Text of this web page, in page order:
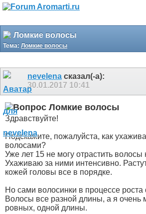
Ломкие волосы
Тема: Ломкие волосы
nevelena сказал(-а):
30.01.2017 10:41
Ломкие волосы
Здравствуйте!
Подскажите, пожалуйста, как
волосами?
Уже лет 15 не могу отрастить волосы
Ухаживаю за ними интенсивно.
кожей головы все в порядке.
Но сами волосинки в процессе
Волосы все разной длины, а я очень
ровных, одной длины.